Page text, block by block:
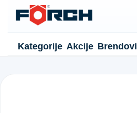
Kategorije Akcije Brendovi